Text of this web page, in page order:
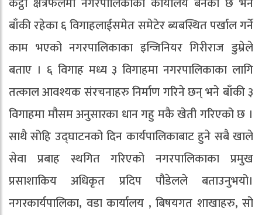
बाँकी रहेका ६ विगाहलाईसमेत समेटेर ब्यबस्थित पर्खाल गर्ने
काम भएको नगरपालिकाका इन्जिनियर गिरीराज डुम्रेले
बताए । ६ विगाह मध्य ३ विगाहमा नगरपालिकाका लागि
तत्काल आवश्यक संरचनाहरु निर्माण गरिने छन् भने बाँकी ३
विगाहमा मौसम अनुसारका धान गहु मकै खेती गरिएको छ ।
साथै सोहि उद्घाटनको दिन कार्यपालिकाबाट हुने सबै खाले
सेवा प्रबाह स्थगित गरिएको नगरपालिकाका प्रमुख
प्रसाशाकिय अधिकृत प्रदिप पौडेलले बताउनुभयो।
नगरकार्यपालिका, वडा कार्यालय , बिषयगत शाखाहरु, सो